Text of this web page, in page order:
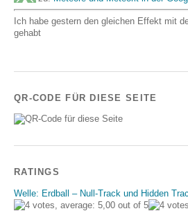
Ich habe gestern den gleichen Effekt mit
gehabt
QR-CODE FÜR DIESE SEITE
RATINGS
Welle: Erdball – Null-Track und Hidden